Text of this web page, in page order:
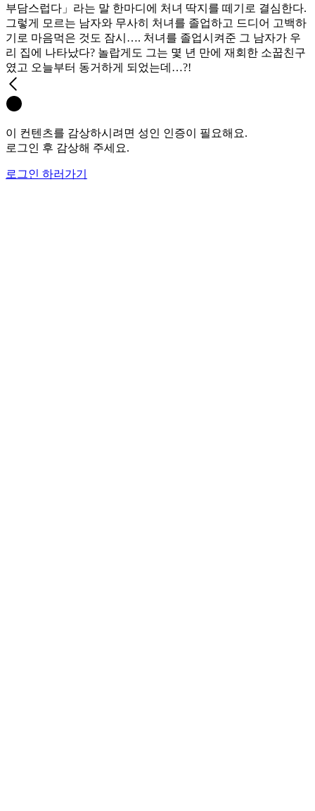
부담스럽다」라는 말 한마디에 처녀 딱지를 떼기로 결심한다.
그렇게 모르는 남자와 무사히 처녀를 졸업하고 드디어 고백하
기로 마음먹은 것도 잠시…. 처녀를 졸업시켜준 그 남자가 우
리 집에 나타났다? 놀랍게도 그는 몇 년 만에 재회한 소꿉친구
였고 오늘부터 동거하게 되었는데…?!
이 컨텐츠를 감상하시려면 성인 인증이 필요해요.
로그인 후 감상해 주세요.
로그인 하러가기